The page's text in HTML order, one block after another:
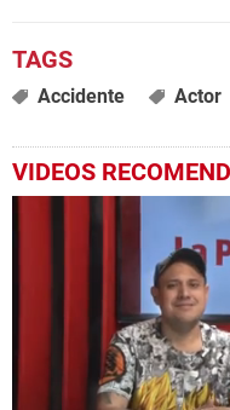
Accidente Actor
VIDEOS